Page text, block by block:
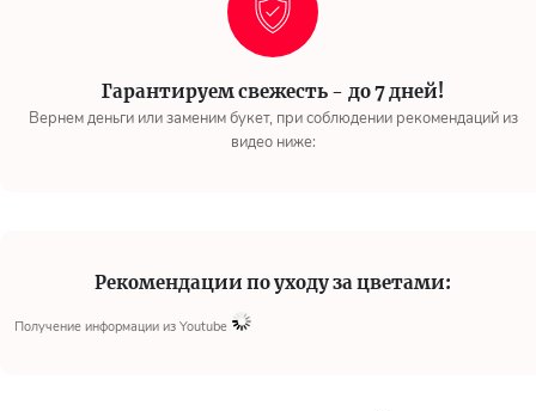
Гарантируем свежесть - до 7 дней!
Вернем деньги или заменим букет, при соблюдении рекомендаций из
видео ниже:
Рекомендации по уходу за цветами:
Получение информации из Youtube